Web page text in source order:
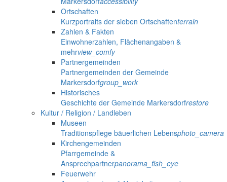
Ortschaften
Kurzportraits der sieben Ortschaftenterrain
Zahlen & Fakten
Einwohnerzahlen, Flächenangaben &
mehrview_comfy
Partnergemeinden
Partnergemeinden der Gemeinde
Markersdorfgroup_work
Historisches
Geschichte der Gemeinde Markersdorfrestore
Kultur / Religion / Landleben
Museen
Traditionspflege bäuerlichen Lebensphoto_camera
Kirchengemeinden
Pfarrgemeinde &
Ansprechpartnerpanorama_fish_eye
Feuerwehr